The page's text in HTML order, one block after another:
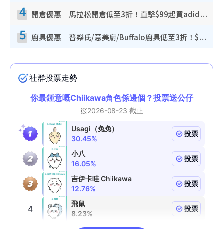
4 開倉優惠｜馬拉松開倉低至3折！直擊$99起買adidas／New Balance／Puma鞋款 STANLEY保溫杯劈價至$119起
5 廚具優惠｜普樂氏/意美廚/Buffalo廚具低至3折！$89起買煎鍋／炒鑊／個人鍋 同場小家電激減至$99起